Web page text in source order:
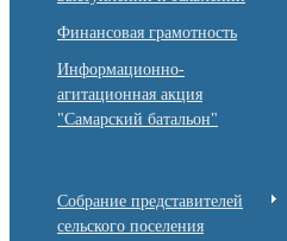
Финансовая грамотность
Информационно-
агитационная акция
"Самарский батальон"
Собрание представителей
сельского поселения